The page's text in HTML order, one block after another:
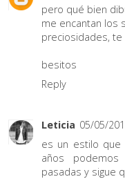
pero qué bien
me encantan los
preciosidades,
besitos
Reply
Leticia 05/05/
es un estilo que
años
pasadas y sigue